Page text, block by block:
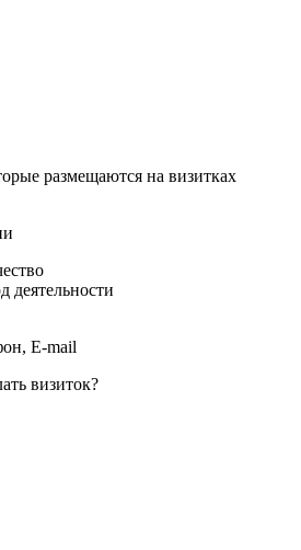
размещаются на визитках
деятельности
E-mail
визиток?